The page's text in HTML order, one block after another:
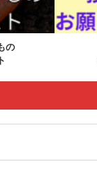
の